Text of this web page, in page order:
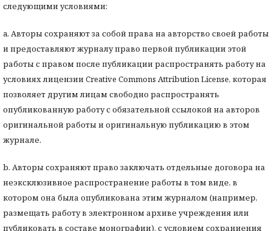
следующими условиями:
a. Авторы сохраняют за собой права на авторство своей работы
и предоставляют журналу право первой публикации этой
работы с правом после публикации распространять работу на
условиях лицензии Creative Commons Attribution License, которая
позволяет другим лицам свободно распространять
опубликованную работу с обязательной ссылокой на авторов
оригинальной работы и оригинальную публикацию в этом
журнале.
b. Авторы сохраняют право заключать отдельные договора на
неэксклюзивное распространение работы в том виде, в
котором она была опубликована этим журналом (например,
размещать работу в электронном архиве учреждения или
публиковать в составе монографии), с условием сохраниения